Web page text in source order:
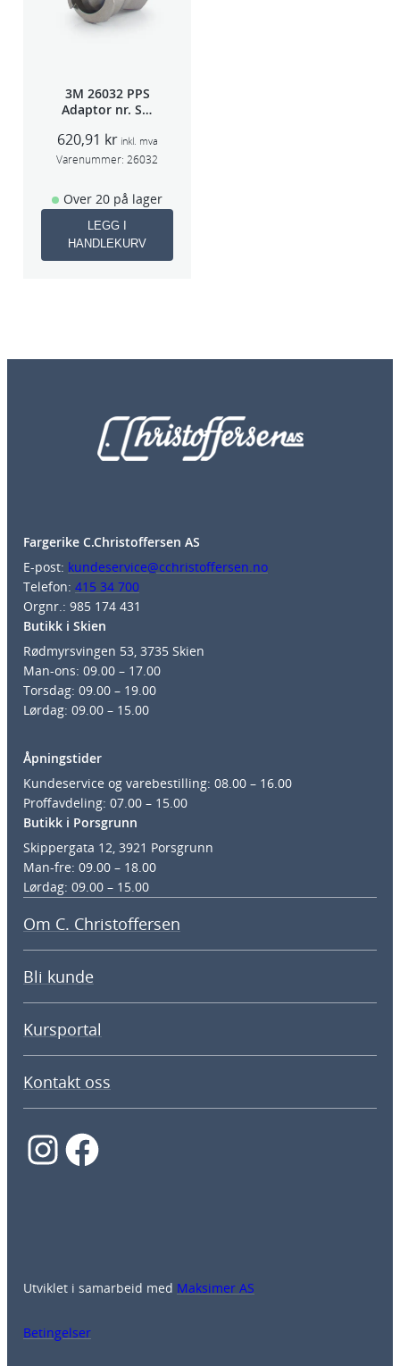
3M 26032 PPS
Adaptor nr. S-2
SPG500)
620,91 kr inkl. mva
Varenummer: 26032
Over 20 på lager
LEGG I
HANDLEKURV
Fargerike C.Christoffersen AS
E-post: kundeservice@cchristoffersen.no
Telefon: 415 34 700
Orgnr.: 985 174 431
Butikk i Skien
Rødmyrsvingen 53, 3735 Skien
Man-ons: 09.00 – 17.00
Torsdag: 09.00 – 19.00
Lørdag: 09.00 – 15.00
Åpningstider
Kundeservice og varebestilling: 08.00 – 16.00
Proffavdeling: 07.00 – 15.00
Butikk i Porsgrunn
Skippergata 12, 3921 Porsgrunn
Man-fre: 09.00 – 18.00
Lørdag: 09.00 – 15.00
Om C. Christoffersen
Bli kunde
Kursportal
Kontakt oss
InstagramFacebook
Utviklet i samarbeid med Maksimer AS
Betingelser